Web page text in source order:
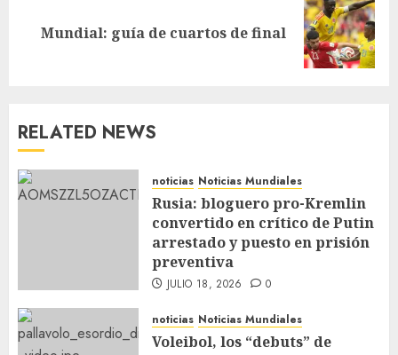
Mundial: guía de cuartos de final
RELATED NEWS
noticias Noticias Mundiales
Rusia: bloguero pro-Kremlin
convertido en crítico de Putin
arrestado y puesto en prisión
preventiva
JULIO 18, 2026 0
noticias Noticias Mundiales
Voleibol, los “debuts” de